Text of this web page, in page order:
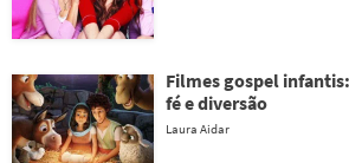
Filmes gospel
fé e diversão
Laura Aidar